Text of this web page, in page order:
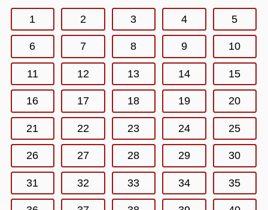
1 2 3 4 5
6 7 8 9 10
11 12 13 14 15
16 17 18 19 20
21 22 23 24 25
26 27 28 29 30
31 32 33 34 35